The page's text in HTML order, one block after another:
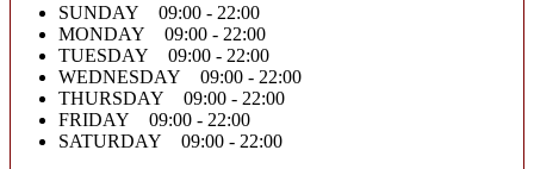
SUNDAY 09:00 - 22:00
MONDAY 09:00 - 22:00
TUESDAY 09:00 - 22:00
WEDNESDAY 09:00 - 22:00
THURSDAY 09:00 - 22:00
FRIDAY 09:00 - 22:00
SATURDAY 09:00 - 22:00